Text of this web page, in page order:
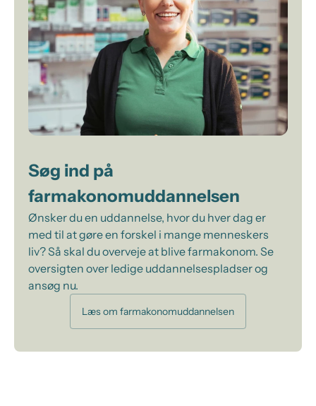
Søg ind på
farmakonomuddannelsen
Ønsker du en uddannelse, hvor du hver dag er
med til at gøre en forskel i mange menneskers
liv? Så skal du overveje at blive farmakonom. Se
oversigten over ledige uddannelsespladser og
ansøg nu.
Læs om farmakonomuddannelsen